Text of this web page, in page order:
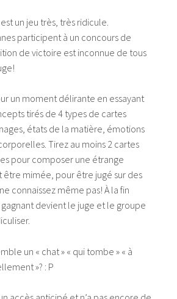
un jeu très, très ridicule.
participent à un concours de
de victoire est inconnue de tous
un moment délirante en essayant
tirés de 4 types de cartes
états de la matière, émotions
Tirez au moins 2 cartes
pour composer une étrange
être mimée, pour être jugé sur des
connaissez même pas! À la fin
devient le juge et le groupe
un « chat » « qui tombe » « à
»? : P